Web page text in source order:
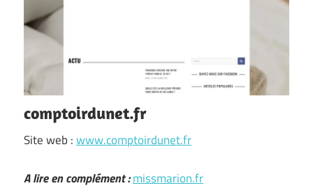
comptoirdunet.fr
Site web :www.comptoirdunet.fr
A lire en complément :missmarion.fr